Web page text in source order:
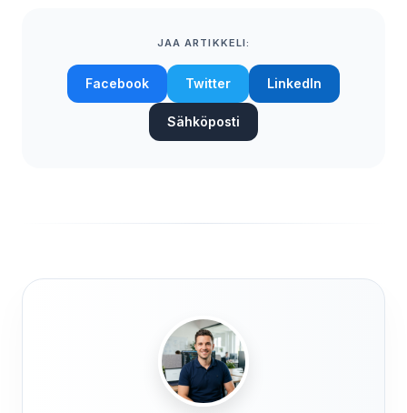
JAA ARTIKKELI:
Facebook Twitter LinkedIn
Sähköposti